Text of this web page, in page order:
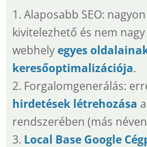
Alaposabb SEO:
kivitelezhető és nem
webhelyegyes
keresőoptimalizációja.
Forgalomgenerálás:
hirdetések létrehozása
rendszerében (más néven
Local Base Google